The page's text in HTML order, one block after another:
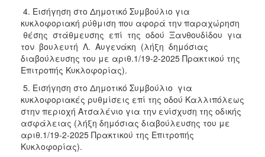
4. Εισήγηση στο Δημοτικό Συμβούλιο για
κυκλοφοριακή ρύθμιση που αφορά την παραχώρηση
θέσης στάθμευσης επί της οδού Ξανθουδίδου για
τον βουλευτή Λ. Αυγενάκη (λήξη δημόσιας
διαβούλευσης του με αριθ.1/19-2-2025 Πρακτικού της
Επιτροπής Κυκλοφορίας).
5. Εισήγηση στο Δημοτικό Συμβούλιο για
κυκλοφοριακές ρυθμίσεις επί της οδού Καλλιπόλεως
στην περιοχή Ατσαλένιο για την ενίσχυση της οδικής
ασφάλειας (λήξη δημόσιας διαβούλευσης του με
αριθ.1/19-2-2025 Πρακτικού της Επιτροπής
Κυκλοφορίας).